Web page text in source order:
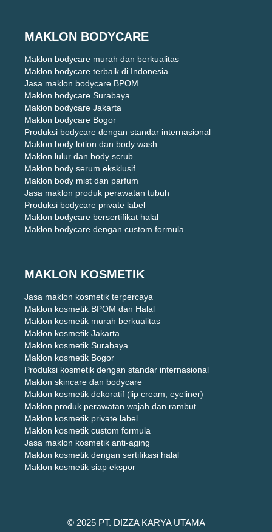
MAKLON BODYCARE
Maklon bodycare murah dan berkualitas
Maklon bodycare terbaik di Indonesia
Jasa maklon bodycare BPOM
Maklon bodycare Surabaya
Maklon bodycare Jakarta
Maklon bodycare Bogor
Produksi bodycare dengan standar internasional
Maklon body lotion dan body wash
Maklon lulur dan body scrub
Maklon body serum eksklusif
Maklon body mist dan parfum
Jasa maklon produk perawatan tubuh
Produksi bodycare private label
Maklon bodycare bersertifikat halal
Maklon bodycare dengan custom formula
MAKLON KOSMETIK
Jasa maklon kosmetik terpercaya
Maklon kosmetik BPOM dan Halal
Maklon kosmetik murah berkualitas
Maklon kosmetik Jakarta
Maklon kosmetik Surabaya
Maklon kosmetik Bogor
Produksi kosmetik dengan standar internasional
Maklon skincare dan bodycare
Maklon kosmetik dekoratif (lip cream, eyeliner)
Maklon produk perawatan wajah dan rambut
Maklon kosmetik private label
Maklon kosmetik custom formula
Jasa maklon kosmetik anti-aging
Maklon kosmetik dengan sertifikasi halal
Maklon kosmetik siap ekspor
© 2025 PT. DIZZA KARYA UTAMA